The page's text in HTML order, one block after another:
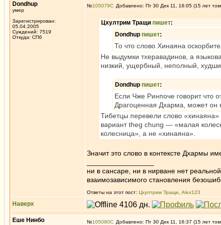
Dondhup
умер
Зарегистрирован:
05.04.2005
Суждений: 7519
Откуда: СПб
№105079 Добавлено: Пт 30 Дек 11, 16:05 (15 лет
Цхултрим Тращи пишет:
Dondhup пишет:
То что слово Хинаяна
Не выдумки тхеравадинов, а
низкий, ущербный, неполный,
Dondhup пишет:
Если Чже Ринпоче говорит что
Драгоценная Дхарма, может он
Тибетцы перевели слово
вариант theg chung — «малая
колесница», а не «хинаяна».
Значит это слово в контексте Дхармы
ни в сансаре, ни в нирване нет
взаимозависимого становления
Ответы на этот пост: Цхултрим Тращи Alex123
Наверх
Еше Нинбо №105080 Добавлено: Пт 30 Дек 11, 16:37 (15 лет